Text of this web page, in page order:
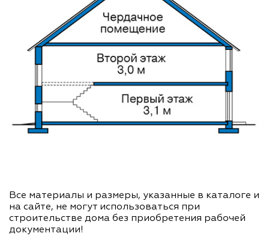
Все материалы и размеры, указанные в каталоге и
на сайте, не могут использоваться при
строительстве дома без приобретения рабочей
документации!